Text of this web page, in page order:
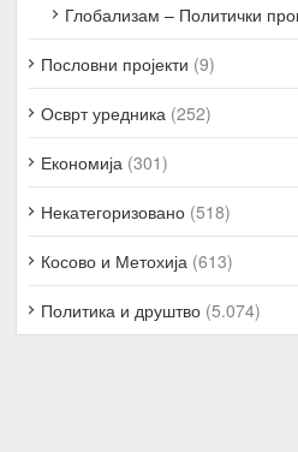
Глобализам – Политички
Пословни пројекти (9)
Осврт уредника (252)
Економија (301)
Некатегоризовано (518)
Косово и Метохија (613)
Политика и друштво (5.074)